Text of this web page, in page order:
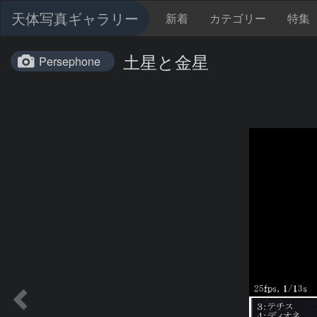
天体写真ギャラリー 新着 カテゴリー 特集
Persephone 土星と金星